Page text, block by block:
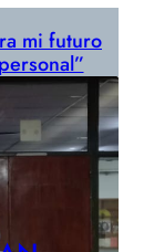
mi futuro